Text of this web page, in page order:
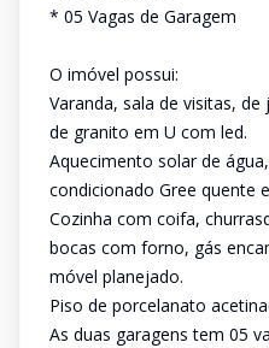
* 05 Vagas de Garagem
O imóvel possui:
Varanda, sala de visitas,
de granito em U com led.
Aquecimento solar de
condicionado Gree quente
Cozinha com coifa,
bocas com forno, gás
móvel planejado.
Piso de porcelanato
As duas garagens tem 05